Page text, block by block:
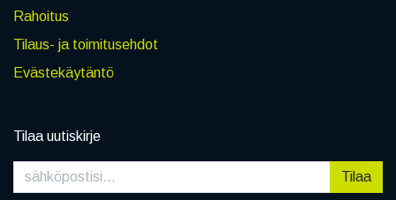
Rahoitus
Tilaus- ja toimitusehdot
Evästekäytäntö
Tilaa uutiskirje
Tilaa